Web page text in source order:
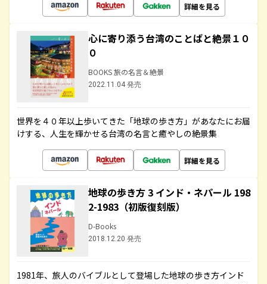
詳細を見る
心に寄り添う台湾のことばと絶景１０
０
BOOKS 旅の名言＆絶景
2022.11.04 発売
世界を４０年以上歩いてきた「地球の歩き方」があなたにお届
けする、人生を輝かせる台湾の名言と癒やしの絶景集
詳細を見る
地球の歩き方 3 インド・ネパール 198
2-1983（初版復刻版）
D-Books
2018.12.20 発売
1981年、旅人のバイブルとして登場した地球の歩き方インド